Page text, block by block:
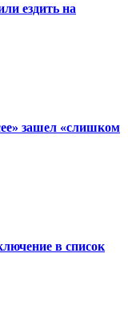
ездить на
зашел «слишком
в список